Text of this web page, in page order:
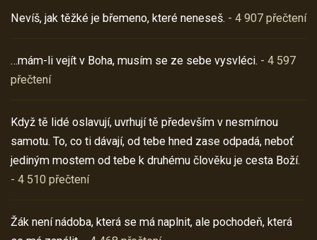
Nevíš, jak těžké je břemeno, které neneseš. - 4 907 přečtení
…mám-li vejít v Boha, musím se ze sebe vysvléci. - 4 597
přečtení
Když tě lidé oslavují, uvrhují tě především v nesmírnou
samotu. To, co ti dávají, od tebe hned zase odpadá, neboť
jediným mostem od tebe k druhému člověku je cesta Boží.
- 4 510 přečtení
Žák není nádoba, která se má naplnit, ale pochodeň, která